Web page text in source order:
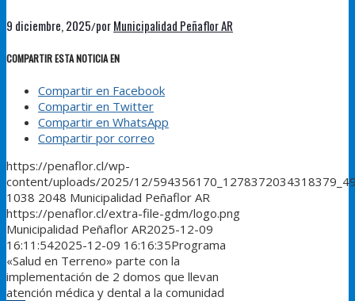
9 diciembre, 2025/porMunicipalidad Peñaflor AR
COMPARTIR ESTA NOTICIA EN
Compartir en Facebook
Compartir en Twitter
Compartir en WhatsApp
Compartir por correo
https://penaflor.cl/wp-
content/uploads/2025/12/
1038 2048 Municipalidad Peñaflor AR
https://penaflor.cl/extra-file-gdm/logo.png
Municipalidad Peñaflor AR2025-12-09
16:11:542025-12-09 16:16:35Programa
«Salud en Terreno» parte con la
implementación de 2 domos que llevan
atención médica y dental a la comunidad